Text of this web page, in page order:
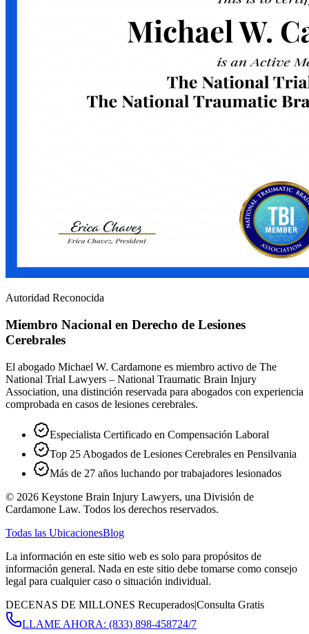
Autoridad Reconocida
Miembro Nacional en Derecho de Lesiones
Cerebrales
El abogado Michael W. Cardamone es miembro activo de The
National Trial Lawyers – National Traumatic Brain Injury
Association, una distinción reservada para abogados con experiencia
comprobada en casos de lesiones cerebrales.
Especialista Certificado en Compensación Laboral
Top 25 Abogados de Lesiones Cerebrales en Pensilvania
Más de 27 años luchando por trabajadores lesionados
© 2026 Keystone Brain Injury Lawyers, una División de
Cardamone Law. Todos los derechos reservados.
Todas las UbicacionesBlog
La información en este sitio web es solo para propósitos de
información general. Nada en este sitio debe tomarse como consejo
legal para cualquier caso o situación individual.
DECENAS DE MILLONES Recuperados|Consulta Gratis
LLAME AHORA: (833) 898-458724/7